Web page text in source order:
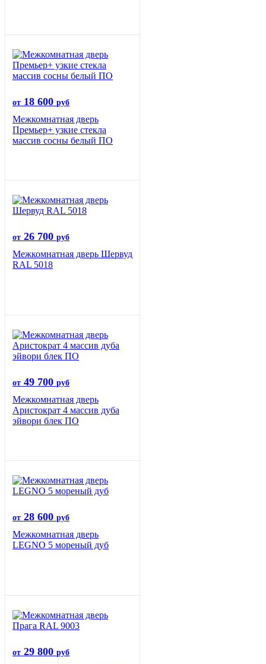
от 18 600 руб
Межкомнатная дверь
Премьер+ узкие стекла
массив сосны белый ПО
от 26 700 руб
Межкомнатная дверь Шервуд
RAL 5018
от 49 700 руб
Межкомнатная дверь
Аристократ 4 массив дуба
эйвори блек ПО
от 28 600 руб
Межкомнатная дверь
LEGNO 5 мореный дуб
от 29 800 руб